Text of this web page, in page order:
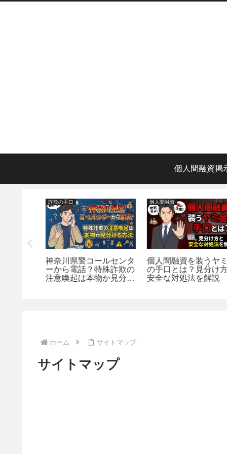
個人間融資掲
詐欺の手口
神奈川県警コールセンタ
ーから電話？特殊詐欺の
注意喚起は本物か見分け
個人間融資
個人間融資を装うヤミ
の手口とは？見分け方
安全な対処法を解説
ホーム サイトマップ
サイトマップ